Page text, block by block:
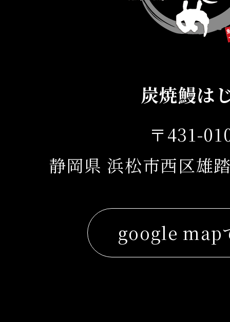
炭焼鰻は
〒431-
静岡県 浜松市西区雄
google map